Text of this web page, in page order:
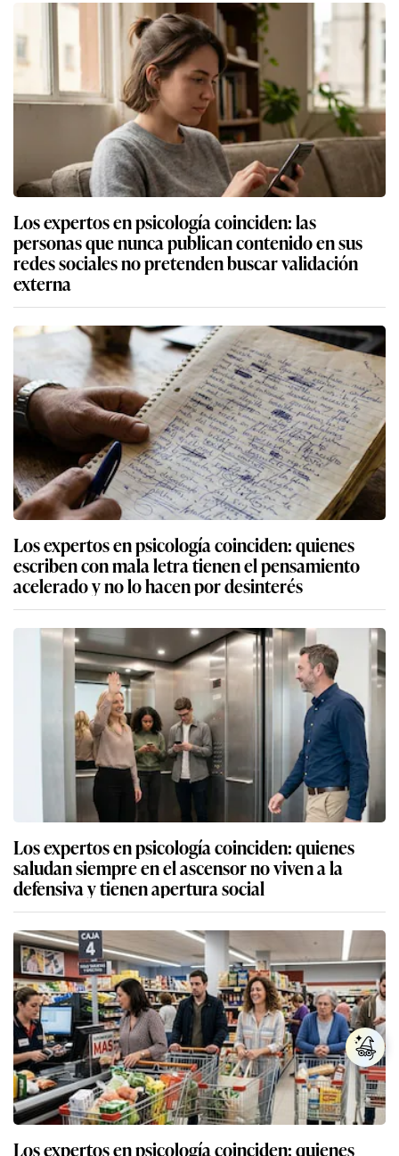
Los expertos en psicología coinciden: las
personas que nunca publican contenido en sus
redes sociales no pretenden buscar validación
externa
Los expertos en psicología coinciden: quienes
escriben con mala letra tienen el pensamiento
acelerado y no lo hacen por desinterés
Los expertos en psicología coinciden: quienes
saludan siempre en el ascensor no viven a la
defensiva y tienen apertura social
Los expertos en psicología coinciden: quienes